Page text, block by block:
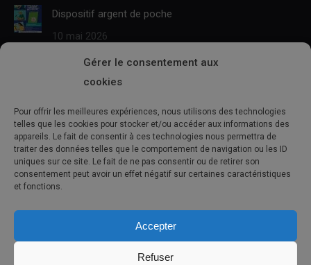
Gérer le consentement aux
cookies
Pour offrir les meilleures expériences, nous utilisons des technologies
telles que les cookies pour stocker et/ou accéder aux informations des
appareils. Le fait de consentir à ces technologies nous permettra de
traiter des données telles que le comportement de navigation ou les ID
uniques sur ce site. Le fait de ne pas consentir ou de retirer son
consentement peut avoir un effet négatif sur certaines caractéristiques
et fonctions.
Accepter
Refuser
in
new
windowwindow
opens
new
window
opens
new
window
Dispositif argent de poche
10 mai 2026
BAFA TERRITORIAL
10 mai 2026
Séjours été 2026
10 mai 2026
L’agenda